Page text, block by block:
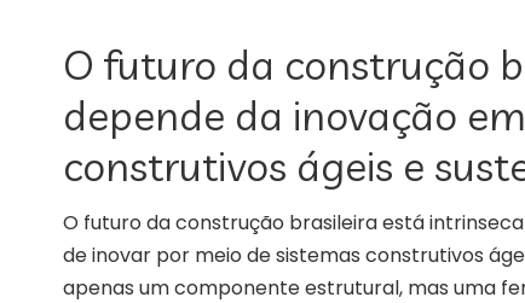
O futuro da construção
depende da inovação
construtivos ágeis e
O futuro da construção brasileira está
de inovar por meio de sistemas construtivos
apenas um componente estrutural, mas uma